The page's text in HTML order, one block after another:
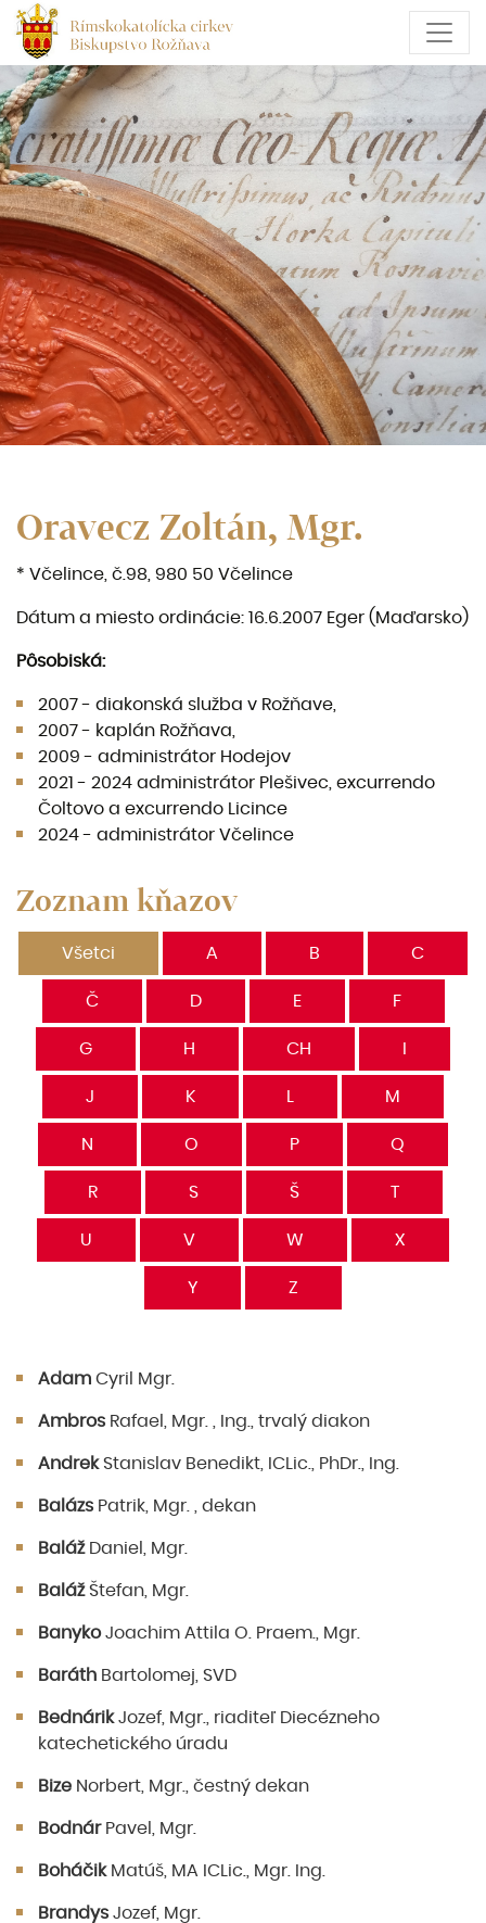
Oravecz Zoltán, Mgr.
* Včelince, č.98, 980 50 Včelince
Dátum a miesto ordinácie: 16.6.2007 Eger (Maďarsko)
Pôsobiská:
2007 - diakonská služba v Rožňave,
2007 - kaplán Rožňava,
2009 - admi­nistrátor Hodejov
2021 - 2024 admi­nistrátor Plešivec, excurrendo
Čoltovo a excurrendo Licince
2024 - administrátor Včelince
Zoznam kňazov
Všetci A B C
Č D E F
G H CH
J K M
N O P Q
R S Š T
U V W X
Y Z
Adam Cyril Mgr.
Ambros Rafael, Mgr. , Ing., trvalý diakon
AndrekStanislav Benedikt, ICLic., PhDr., Ing.
Balázs Patrik, Mgr. , dekan
BalážDaniel, Mgr.
BalážŠtefan, Mgr.
BanykoJoachim Attila O. Praem., Mgr.
Baráth Bartolomej, SVD
BednárikJozef, Mgr., riaditeľ Diecézneho
katechetického úradu
Bize Norbert, Mgr., čestný dekan
BodnárPavel, Mgr.
BoháčikMatúš, MA ICLic., Mgr. Ing.
Brandys Jozef, Mgr.